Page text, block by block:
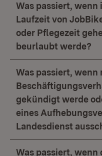
Was passiert, wenn
Laufzeit von
oder Pflegezeit
beurlaubt werde?
Was passiert,
gekündigt werde
eines
Landesdienst
Was passiert,